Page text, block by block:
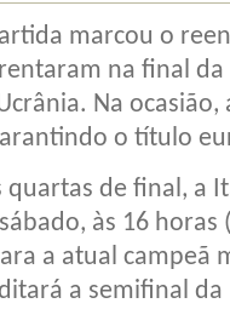
marcou o
na final da
Na
o título
quartas de final, a
às 16
a atual campeã
a semifinal